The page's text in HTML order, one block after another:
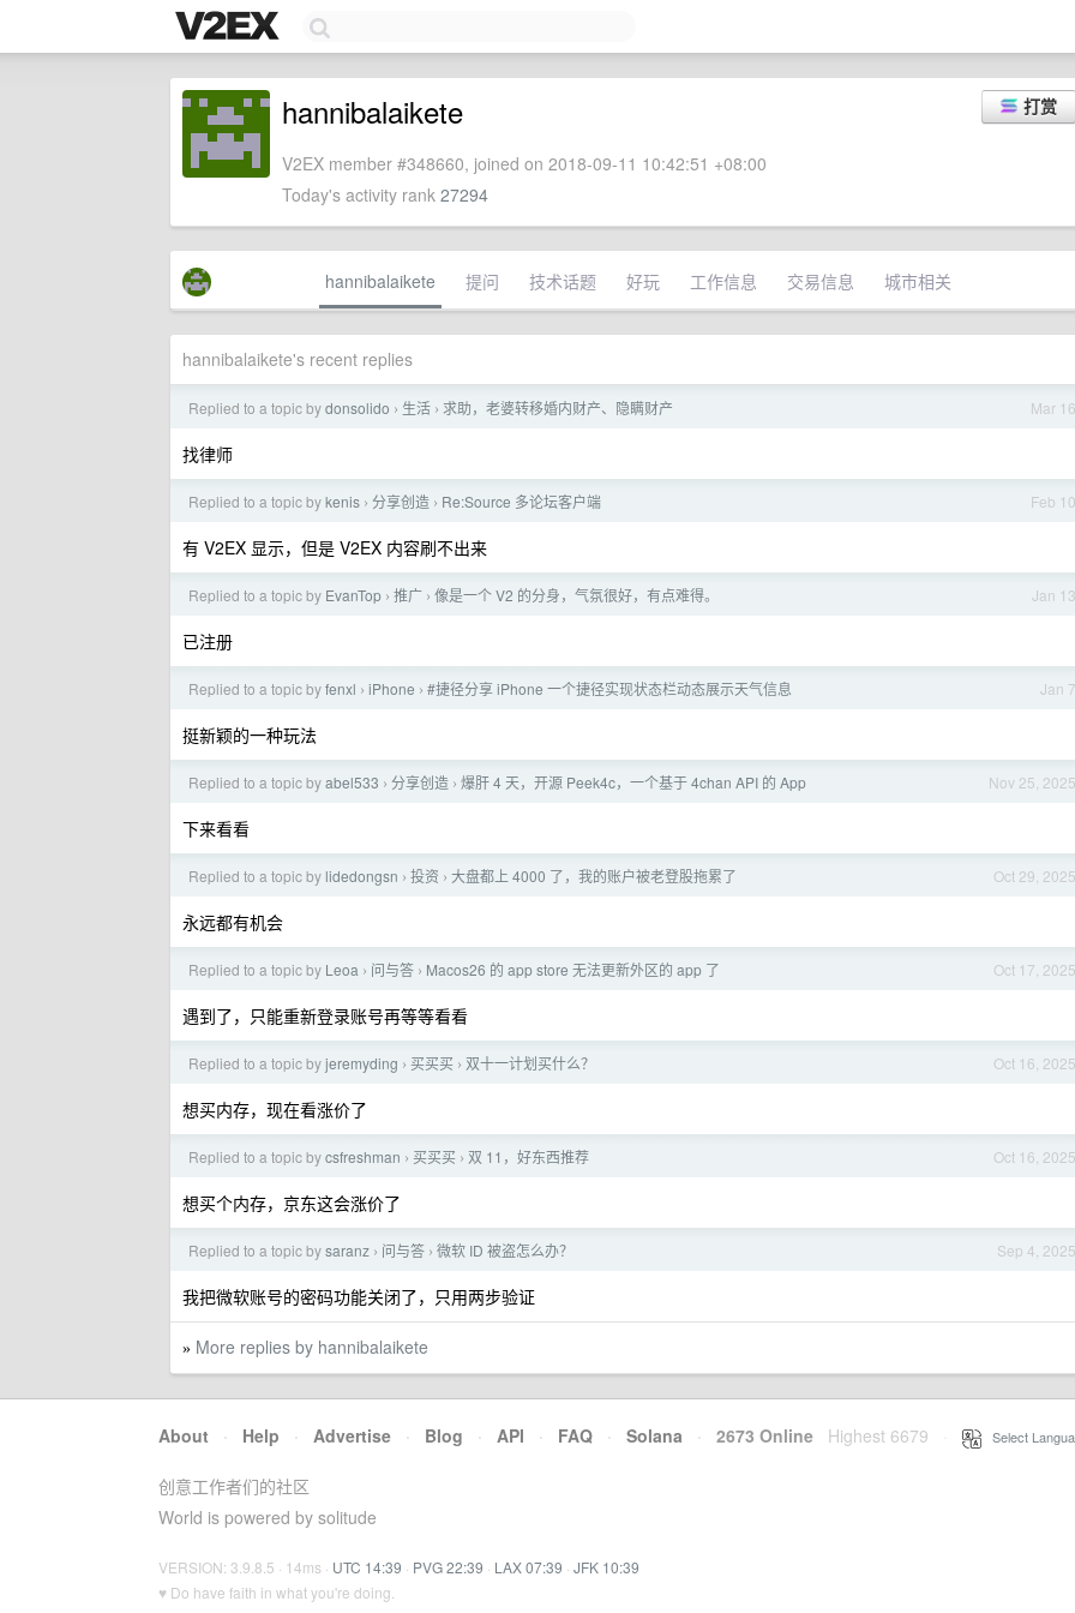
打赏
hannibalaikete
V2EX member #348660, joined on 2018-09-11 10:42:51 +08:00
Today's activity rank 27294
hannibalaikete 提问 技术话题 好玩 工作信息 交易信息 城市相关
hannibalaikete's recent replies
Mar 16
Replied to a topic bydonsolido › 生活 › 求助，老婆转移婚内财产、隐瞒财产
找律师
Feb 10
Replied to a topic bykenis › 分享创造 › Re:Source 多论坛客户端
有 V2EX 显示，但是 V2EX 内容刷不出来
Jan 13
Replied to a topic by EvanTop › 推广 › 像是一个 V2 的分身，气氛很好，有点难得。
已注册
Jan 7
Replied to a topic byfenxl › iPhone › #捷径分享 iPhone 一个捷径实现状态栏动态展示天气信息
挺新颖的一种玩法
Nov 25, 2025
Replied to a topic byabel533 › 分享创造 › 爆肝 4 天，开源 Peek4c，一个基于 4chan API 的 App
下来看看
Oct 29, 2025
Replied to a topic by lidedongsn › 投资 › 大盘都上 4000 了，我的账户被老登股拖累了
永远都有机会
Oct 17, 2025
Replied to a topic by Leoa › 问与答 › Macos26 的 app store 无法更新外区的 app 了
遇到了，只能重新登录账号再等等看看
Oct 16, 2025
Replied to a topic byjeremyding › 买买买 › 双十一计划买什么？
想买内存，现在看涨价了
Oct 16, 2025
Replied to a topic bycsfreshman › 买买买 › 双 11，好东西推荐
想买个内存，京东这会涨价了
Sep 4, 2025
Replied to a topic bysaranz › 问与答 › 微软 ID 被盗怎么办？
我把微软账号的密码功能关闭了，只用两步验证
» More replies by hannibalaikete
About · Help · Advertise · Blog · API · FAQ · Solana · 2673 Online Highest 6679 Select
创意工作者们的社区
World is powered by solitude
VERSION: 3.9.8.5 · 14ms · UTC 14:39 · PVG 22:39 · LAX 07:39 · JFK 10:39
♥ Do have faith in what you're doing.